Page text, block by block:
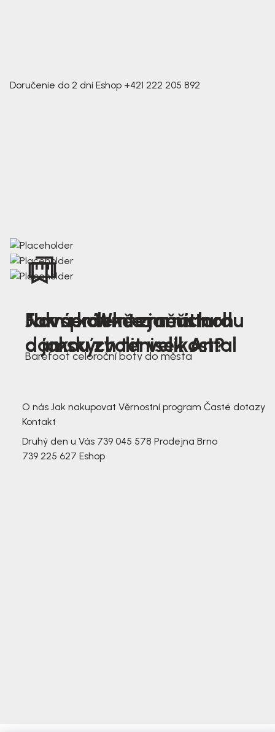
Doručenie do 2 dní Eshop +421 222 205 892
Nová kolekce jarních
dámských tenisek Antal
Jak správně změřit nohu
a jakou zvolit velikost?
Farmer Winter mustard
Barefoot celoroční boty do města
O nás Jak nakupovat Věrnostní program Časté dotazy
Kontakt
Druhý den u Vás 739 045 578 Prodejna Brno
739 225 627 Eshop